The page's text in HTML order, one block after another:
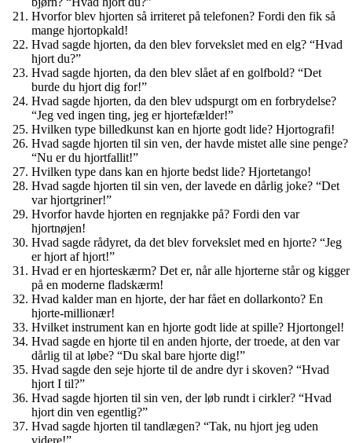
Hvorfor blev hjorten så irriteret på telefonen? Fordi den fik så
mange hjortopkald!
Hvad sagde hjorten, da den blev forvekslet med en elg? “Hvad
hjort du?”
Hvad sagde hjorten, da den blev slået af en golfbold? “Det
burde du hjort dig for!”
Hvad sagde hjorten, da den blev udspurgt om en forbrydelse?
“Jeg ved ingen ting, jeg er hjortefælder!”
Hvilken type billedkunst kan en hjorte godt lide? Hjortografi!
Hvad sagde hjorten til sin ven, der havde mistet alle sine penge?
“Nu er du hjortfallit!”
Hvilken type dans kan en hjorte bedst lide? Hjortetango!
Hvad sagde hjorten til sin ven, der lavede en dårlig joke? “Det
var hjortgriner!”
Hvorfor havde hjorten en regnjakke på? Fordi den var
hjortnøjen!
Hvad sagde rådyret, da det blev forvekslet med en hjorte? “Jeg
er hjort af hjort!”
Hvad er en hjorteskærm? Det er, når alle hjorterne står og kigger
på en moderne fladskærm!
Hvad kalder man en hjorte, der har fået en dollarkonto? En
hjorte-millionær!
Hvilket instrument kan en hjorte godt lide at spille? Hjortongel!
Hvad sagde en hjorte til en anden hjorte, der troede, at den var
dårlig til at løbe? “Du skal bare hjorte dig!”
Hvad sagde den seje hjorte til de andre dyr i skoven? “Hvad
hjort I til?”
Hvad sagde hjorten til sin ven, der løb rundt i cirkler? “Hvad
hjort din ven egentlig?”
Hvad sagde hjorten til tandlægen? “Tak, nu hjort jeg uden
videre!”